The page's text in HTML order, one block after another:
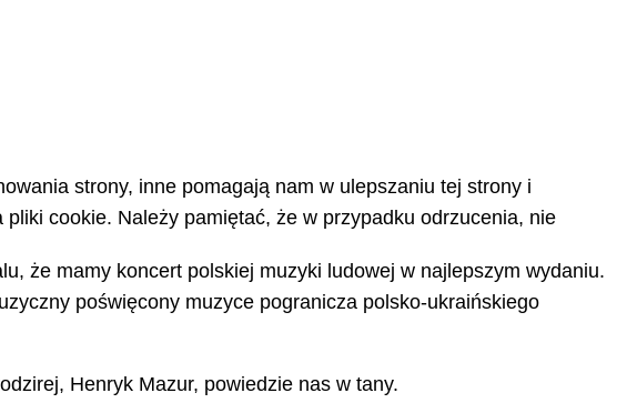
że mamy koncert polskiej muzyki ludowej w najlepszym wydaniu.
poświęcony muzyce pogranicza polsko-ukraińskiego
Henryk Mazur, powiedzie nas w tany.
strony, inne pomagają nam w ulepszaniu tej strony i
cookie. Należy pamiętać, że w przypadku odrzucenia, nie